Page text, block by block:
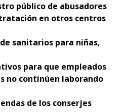
público de abusadores
en otros centros
sanitarios para niñas,
para que empleados
no continúen laborando
de los conserjes